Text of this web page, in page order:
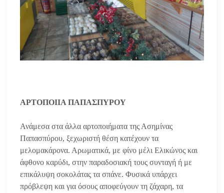
ΑΡΤΟΠΟΙΙΑ ΠΑΠΑΣΠΥΡΟΥ
Ανάμεσα στα άλλα αρτοποιήματα της Ασημίνας
Παπασπύρου, ξεχωριστή θέση κατέχουν τα
μελομακάρονα. Αρωματικά, με φίνο μέλι Ελικώνος και
άφθονο καρύδι, στην παραδοσιακή τους συνταγή ή με
επικάλυψη σοκολάτας τα σπάνε. Φυσικά υπάρχει
πρόβλεψη και για όσους αποφεύγουν τη ζάχαρη, τα